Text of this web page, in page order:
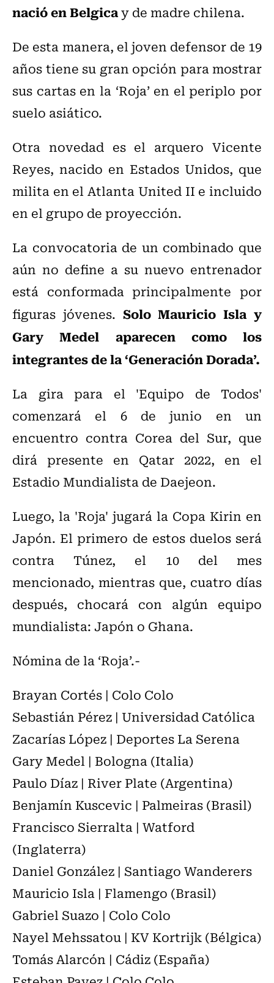
nació en Belgicay de madre chilena.
De esta manera, el joven defensor de 19
años tiene su gran opción para mostrar
sus cartas en la ‘Roja’ en el periplo por
suelo asiático.
Otra novedad es el arquero Vicente
Reyes, nacido en Estados Unidos, que
milita en el Atlanta United II e incluido
en el grupo de proyección.
La convocatoria de un combinado que
aún no define a su nuevo entrenador
está conformada principalmente por
figuras jóvenes. Solo Mauricio Isla y
Gary Medel aparecen como los
integrantes de la ‘Generación Dorada’.
La gira para el 'Equipo de Todos'
comenzará el 6 de junio en un
encuentro contra Corea del Sur, que
dirá presente en Qatar 2022, en el
Estadio Mundialista de Daejeon.
Luego, la 'Roja' jugará la Copa Kirin en
Japón. El primero de estos duelos será
contra Túnez, el 10 del mes
mencionado, mientras que, cuatro días
después, chocará con algún equipo
mundialista: Japón o Ghana.
Nómina de la ‘Roja’.-
Brayan Cortés | Colo Colo
Sebastián Pérez | Universidad Católica
Zacarías López | Deportes La Serena
Gary Medel | Bologna (Italia)
Paulo Díaz | River Plate (Argentina)
Benjamín Kuscevic | Palmeiras (Brasil)
Francisco Sierralta | Watford
(Inglaterra)
Daniel González | Santiago Wanderers
Mauricio Isla | Flamengo (Brasil)
Gabriel Suazo | Colo Colo
Nayel Mehssatou | KV Kortrijk (Bélgica)
Tomás Alarcón | Cádiz (España)